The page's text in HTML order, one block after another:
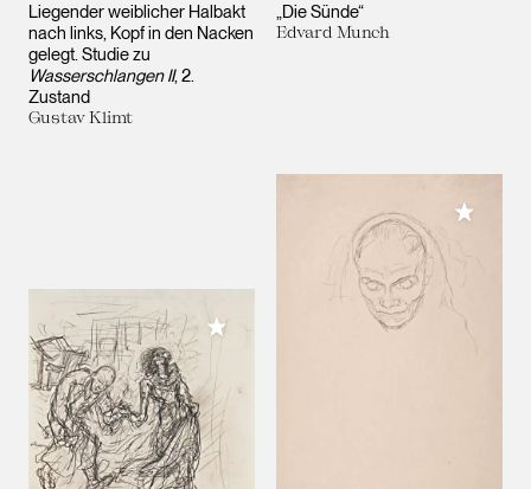
Liegender weiblicher Halbakt
nach links, Kopf in den Nacken
gelegt. Studie zu
Wasserschlangen II, 2.
Zustand
Gustav Klimt
„Die Sünde“
Edvard Munch
Meiner Sammlung hinzufügen
Meiner